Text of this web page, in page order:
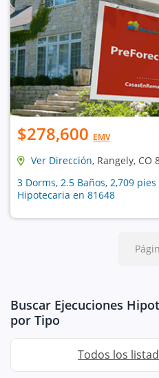
$278,600 EMV
Ver Dirección, Rangely, CO
3 Dorms, 2.5 Baños, 2,709
Hipotecaria en 81648
Buscar Ejecuciones
por Tipo
Todos los